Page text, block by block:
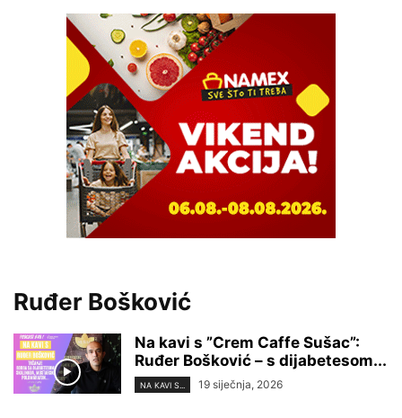
Ruđer Bošković
Na kavi s ”Crem Caffe Sušac”:
Ruđer Bošković – s dijabetesom...
NA KAVI S... 19 siječnja, 2026